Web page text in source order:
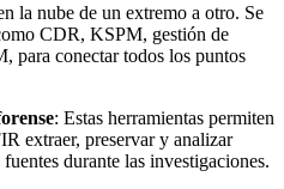
la nube de un extremo a otro. Se
CDR, KSPM, gestión de
para conectar todos los puntos
: Estas herramientas permiten
extraer, preservar y analizar
durante las investigaciones.